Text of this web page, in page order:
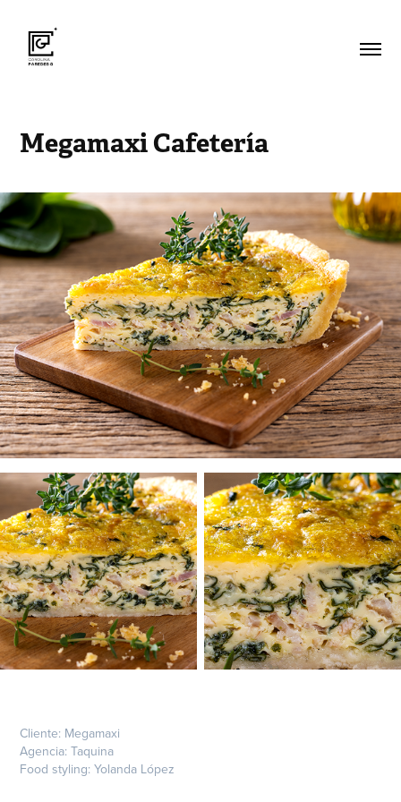
Megamaxi Cafetería
Cliente: Megamaxi
Agencia: Taquina
Food styling: Yolanda López